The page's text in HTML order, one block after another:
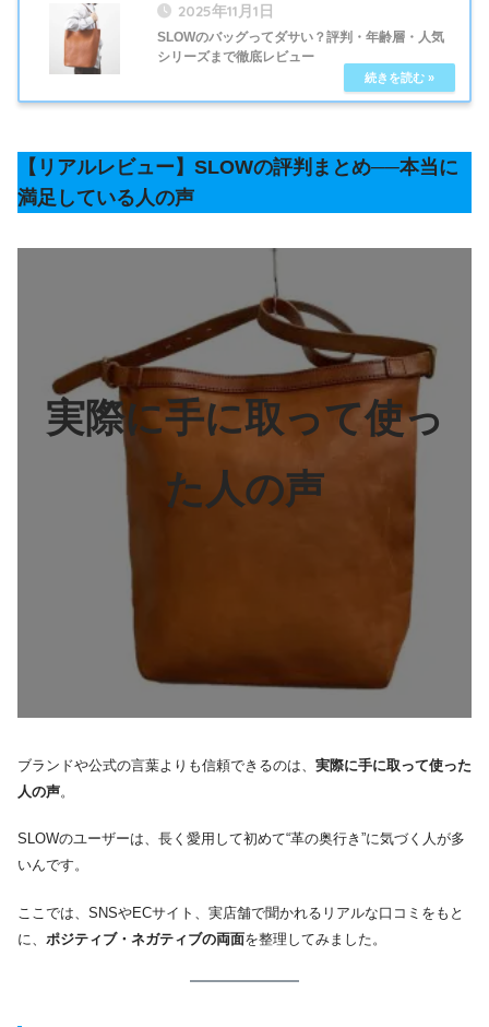
2025年11月1日
SLOWのバッグってダサい？評判・年齢層・人気
シリーズまで徹底レビュー
【リアルレビュー】SLOWの評判まとめ──本当に
満足している人の声
実際に手に取って使っ
た人の声
ブランドや公式の言葉よりも信頼できるのは、 実際に手に取って使った
人の声。
SLOWのユーザーは、長く愛用して初めて“革の奥行き”に気づく人が多
いんです。
ここでは、SNSやECサイト、実店舗で聞かれるリアルな口コミをもと
に、 ポジティブ・ネガティブの両面を整理してみました。